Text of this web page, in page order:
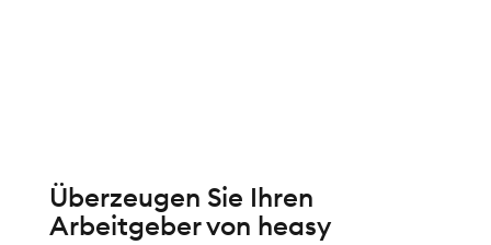
Überzeugen Sie Ihren
Arbeitgeber von heasy